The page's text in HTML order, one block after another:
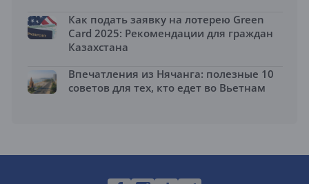
Как подать заявку на лотерею Green
Card 2025: Рекомендации для граждан
Казахстана
Впечатления из Нячанга: полезные 10
советов для тех, кто едет во Вьетнам